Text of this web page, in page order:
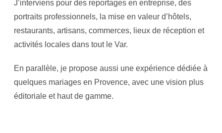
J’interviens pour des reportages en entreprise, des
portraits professionnels, la mise en valeur d’hôtels,
restaurants, artisans, commerces, lieux de réception et
activités locales dans tout le Var.
En parallèle, je propose aussi une expérience dédiée à
quelques mariages en Provence, avec une vision plus
éditoriale et haut de gamme.